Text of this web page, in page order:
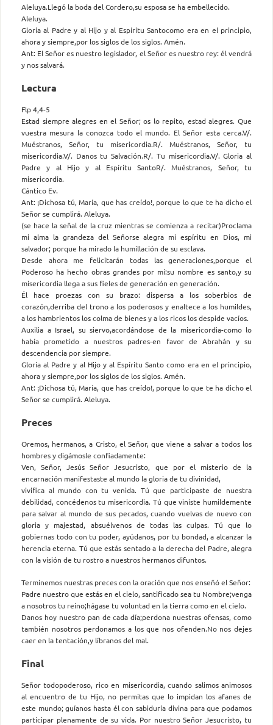
Aleluya.Llegó la boda del Cordero,su esposa se ha embellecido.
Aleluya.
Gloria al Padre y al Hijo y al Espíritu Santocomo era en el principio,
ahora y siempre,por los siglos de los siglos. Amén.
Ant: El Señor es nuestro legislador, el Señor es nuestro rey: él vendrá
y nos salvará.
Lectura
Flp 4,4-5
Estad siempre alegres en el Señor; os lo repito, estad alegres. Que
vuestra mesura la conozca todo el mundo. El Señor esta cerca.V/.
Muéstranos, Señor, tu misericordia.R/. Muéstranos, Señor, tu
misericordia.V/. Danos tu Salvación.R/. Tu misericordia.V/. Gloria al
Padre y al Hijo y al Espíritu SantoR/. Muéstranos, Señor, tu
misericordia.
Cántico Ev.
Ant: ¡Dichosa tú, María, que has creído!, porque lo que te ha dicho el
Señor se cumplirá. Aleluya.
(se hace la señal de la cruz mientras se comienza a recitar)Proclama
mi alma la grandeza del Señorse alegra mi espíritu en Dios, mi
salvador; porque ha mirado la humillación de su esclava.
Desde ahora me felicitarán todas las generaciones,porque el
Poderoso ha hecho obras grandes por mí:su nombre es santo,y su
misericordia llega a sus fieles de generación en generación.
Él hace proezas con su brazo: dispersa a los soberbios de
corazón,derriba del trono a los poderosos y enaltece a los humildes,
a los hambrientos los colma de bienes y a los ricos los despide vacíos.
Auxilia a Israel, su siervo,acordándose de la misericordia-como lo
había prometido a nuestros padres-en favor de Abrahán y su
descendencia por siempre.
Gloria al Padre y al Hijo y al Espíritu Santo como era en el principio,
ahora y siempre,por los siglos de los siglos. Amén.
Ant: ¡Dichosa tú, María, que has creído!, porque lo que te ha dicho el
Señor se cumplirá. Aleluya.
Preces
Oremos, hermanos, a Cristo, el Señor, que viene a salvar a todos los
hombres y digámosle confiadamente:
Ven, Señor, Jesús Señor Jesucristo, que por el misterio de la
encarnación manifestaste al mundo la gloria de tu divinidad,
vivifica al mundo con tu venida. Tú que participaste de nuestra
debilidad, concédenos tu misericordia. Tú que viniste humildemente
para salvar al mundo de sus pecados, cuando vuelvas de nuevo con
gloria y majestad, absuélvenos de todas las culpas. Tú que lo
gobiernas todo con tu poder, ayúdanos, por tu bondad, a alcanzar la
herencia eterna. Tú que estás sentado a la derecha del Padre, alegra
con la visión de tu rostro a nuestros hermanos difuntos.
Terminemos nuestras preces con la oración que nos enseñó el Señor:
Padre nuestro que estás en el cielo, santificado sea tu Nombre;venga
a nosotros tu reino;hágase tu voluntad en la tierra como en el cielo.
Danos hoy nuestro pan de cada día;perdona nuestras ofensas, como
también nosotros perdonamos a los que nos ofenden.No nos dejes
caer en la tentación,y líbranos del mal.
Final
Señor todopoderoso, rico en misericordia, cuando salimos animosos
al encuentro de tu Hijo, no permitas que lo impidan los afanes de
este mundo; guíanos hasta él con sabiduría divina para que podamos
participar plenamente de su vida. Por nuestro Señor Jesucristo, tu